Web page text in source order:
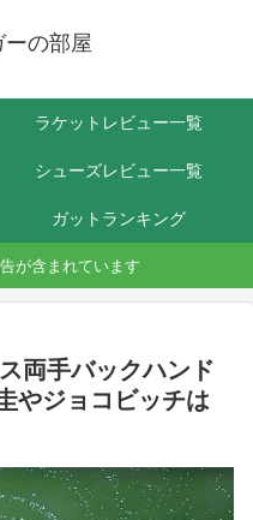
ーの部屋
ラケットレビュー一覧
シューズレビュー一覧
ガットランキング
が含まれています
両手バックハンド
やジョコビッチは